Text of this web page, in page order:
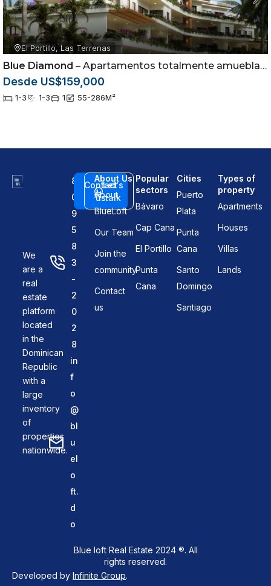
El Portillo, Las Terrenas
Blue Diamond – Apartamentos totalmente amueblados en Las Terrenas, Samaná
Desde US$159,000
1-3 1-3 1 55-286M²
We
are a
real
estate
platform
located
in the
Dominican
Republic
with a
large
inventory
of
properties
nationwide.
8
0
9
5
8
3
-
2
0
2
8
in
f
o
@
bl
u
el
o
ft.
d
o
Contact
us
Let's
talk
About Us
About
BlueLoft
Our Team
Join the
community
Contact
us
Popular
sectors
Bávaro
Cap Cana
El Portillo
Punta
Cana
Cities
Puerto
Plata
Punta
Cana
Santo
Domingo
Santiago
Types of
property
Apartments
Houses
Villas
Lands
Blue loft Real Estate 2024 ®. All
rights reserved.
Developed by Infinite Group.